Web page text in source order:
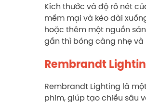
Kích thước và độ rõ nét
mềm mại và kéo dài
hoặc thêm một nguồn
gần thì bóng càng nhẹ
Rembrandt
Rembrandt Lighting là
phim, giúp tạo chiều sâu